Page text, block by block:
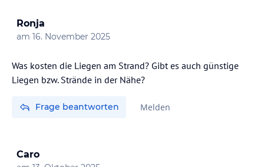
Ronja
am 16. November 2025
Was kosten die Liegen am Strand? Gibt es auch günstige
Liegen bzw. Strände in der Nähe?
Frage beantworten Melden
Caro